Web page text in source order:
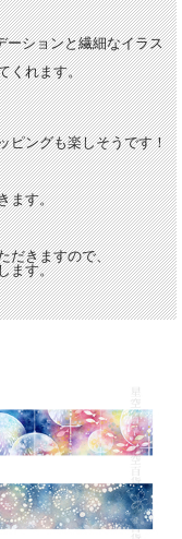
ーションと繊細なイラス
くれます。
ピングも楽しそうです！
ます。
だきますので、
ます。